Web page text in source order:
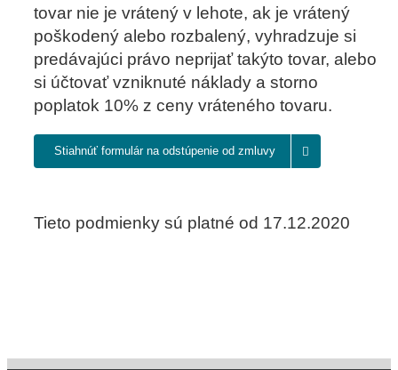
tovar nie je vrátený v lehote, ak je vrátený
poškodený alebo rozbalený, vyhradzuje si
predávajúci právo neprijať takýto tovar, alebo
si účtovať vzniknuté náklady a storno
poplatok 10% z ceny vráteného tovaru.
Stiahnúť formulár na odstúpenie od zmluvy
Tieto podmienky sú platné od 17.12.2020